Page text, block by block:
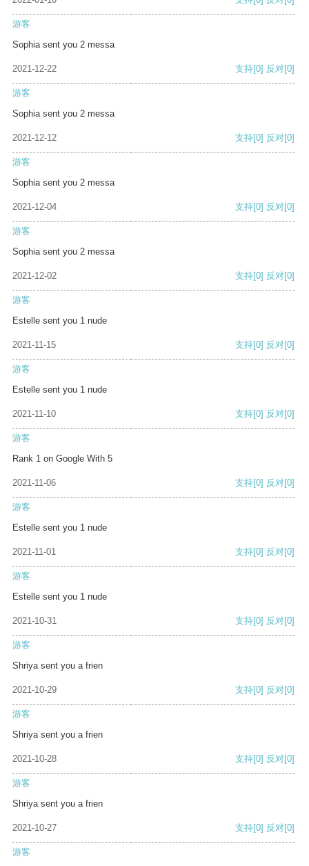
游客
Sophia sent you 2 messa
2021-12-22 支持[0] 反对[0]
游客
Sophia sent you 2 messa
2021-12-12 支持[0] 反对[0]
游客
Sophia sent you 2 messa
2021-12-04 支持[0] 反对[0]
游客
Sophia sent you 2 messa
2021-12-02 支持[0] 反对[0]
游客
Estelle sent you 1 nude
2021-11-15 支持[0] 反对[0]
游客
Estelle sent you 1 nude
2021-11-10 支持[0] 反对[0]
游客
Rank 1 on Google With 5
2021-11-06 支持[0] 反对[0]
游客
Estelle sent you 1 nude
2021-11-01 支持[0] 反对[0]
游客
Estelle sent you 1 nude
2021-10-31 支持[0] 反对[0]
游客
Shriya sent you a frien
2021-10-29 支持[0] 反对[0]
游客
Shriya sent you a frien
2021-10-28 支持[0] 反对[0]
游客
Shriya sent you a frien
2021-10-27 支持[0] 反对[0]
游客